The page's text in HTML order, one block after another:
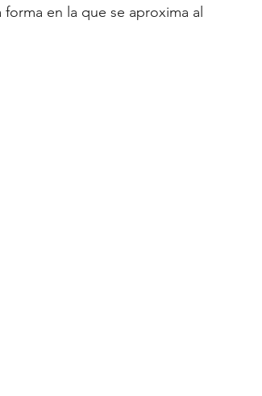
en la que se aproxima al